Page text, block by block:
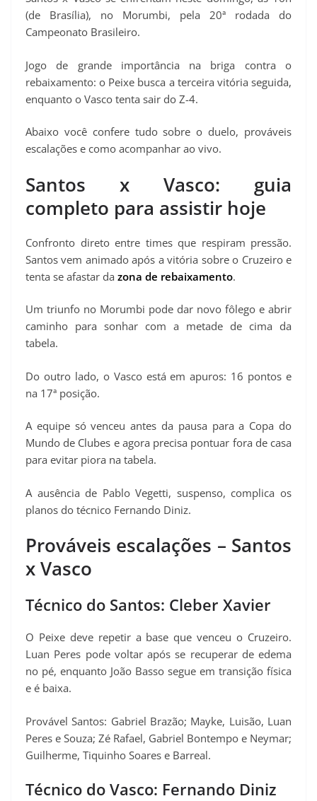
(de Brasília), no Morumbi, pela 20ª rodada do
Campeonato Brasileiro.
Jogo de grande importância na briga contra o
rebaixamento: o Peixe busca a terceira vitória seguida,
enquanto o Vasco tenta sair do Z-4.
Abaixo você confere tudo sobre o duelo, prováveis
escalações e como acompanhar ao vivo.
Santos x Vasco: guia
completo para assistir hoje
Confronto direto entre times que respiram pressão.
Santos vem animado após a vitória sobre o Cruzeiro e
tenta se afastar da zona de rebaixamento.
Um triunfo no Morumbi pode dar novo fôlego e abrir
caminho para sonhar com a metade de cima da
tabela.
Do outro lado, o Vasco está em apuros: 16 pontos e
na 17ª posição.
A equipe só venceu antes da pausa para a Copa do
Mundo de Clubes e agora precisa pontuar fora de casa
para evitar piora na tabela.
A ausência de Pablo Vegetti, suspenso, complica os
planos do técnico Fernando Diniz.
Prováveis escalações – Santos
x Vasco
Técnico do Santos: Cleber Xavier
O Peixe deve repetir a base que venceu o Cruzeiro.
Luan Peres pode voltar após se recuperar de edema
no pé, enquanto João Basso segue em transição física
e é baixa.
Provável Santos: Gabriel Brazão; Mayke, Luisão, Luan
Peres e Souza; Zé Rafael, Gabriel Bontempo e Neymar;
Guilherme, Tiquinho Soares e Barreal.
Técnico do Vasco: Fernando Diniz